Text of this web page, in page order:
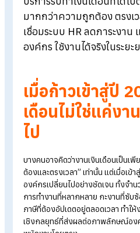
Blog > บริการรับทำเงินเดือนที่ไ
One
บริการรับทำเงินเดือนที่
เชื่อมระบบ HR ลดภาร
องค์กร ใช้งานได้จริงในร
เมื่อก้าวเข้าสู่
เดือนไม่ใช่แ
ไป
บางคนอาจคิดว่างานเงินเดือน